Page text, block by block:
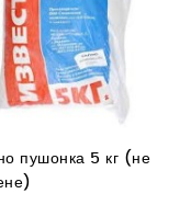
пушонка 5 кг (не